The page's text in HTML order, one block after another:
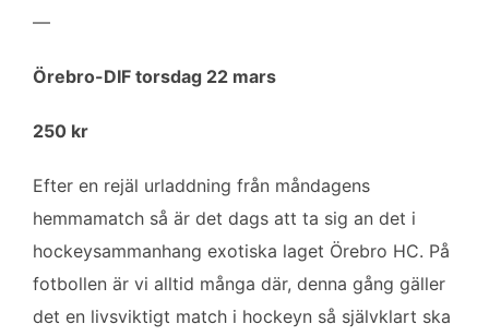
—
Örebro-DIF torsdag 22 mars
250 kr
Efter en rejäl urladdning från måndagens
hemmamatch så är det dags att ta sig an det i
hockeysammanhang exotiska laget Örebro HC. På
fotbollen är vi alltid många där, denna gång gäller
det en livsviktigt match i hockeyn så självklart ska